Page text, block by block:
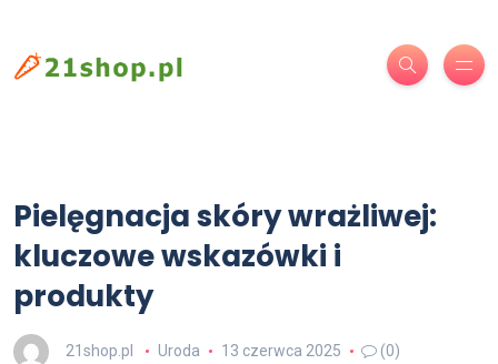
Pielęgnacja skóry wrażliwej:
kluczowe wskazówki i
produkty
21shop.pl Uroda 13 czerwca 2025 (0)